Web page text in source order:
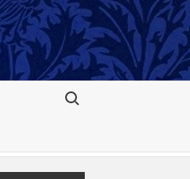
Search for: